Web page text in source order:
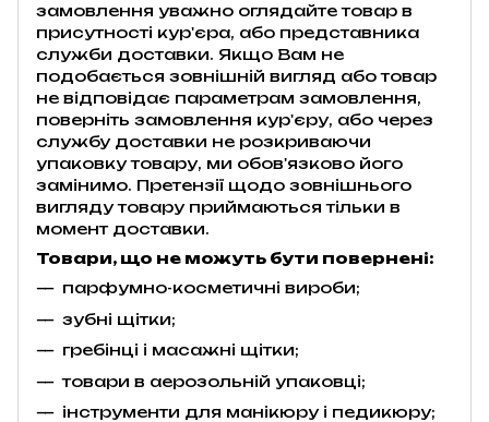
замовлення уважно оглядайте товар в
присутності кур'єра, або представника
служби доставки. Якщо Вам не
подобається зовнішній вигляд або товар
не відповідає параметрам замовлення,
поверніть замовлення кур'єру, або через
службу доставки не розкриваючи
упаковку товару, ми обов'язково його
замінимо. Претензії щодо зовнішнього
вигляду товару приймаються тільки в
момент доставки.
Товари, що не можуть бути повернені:
парфумно-косметичні вироби;
зубні щітки;
гребінці і масажні щітки;
товари в аерозольній упаковці;
інструменти для манікюру і педикюру;